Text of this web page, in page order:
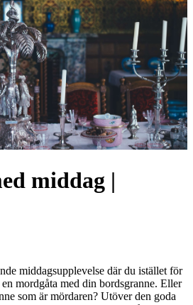
middag |
middagsupplevelse där du istället för
mordgåta med din bordsgranne. Eller
som är mördaren? Utöver den goda